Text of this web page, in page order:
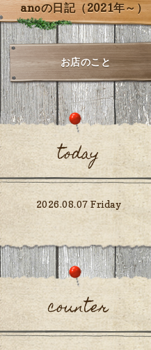
anoの日記（2021年～）
お店のこと
today
2026.08.07 Friday
counter